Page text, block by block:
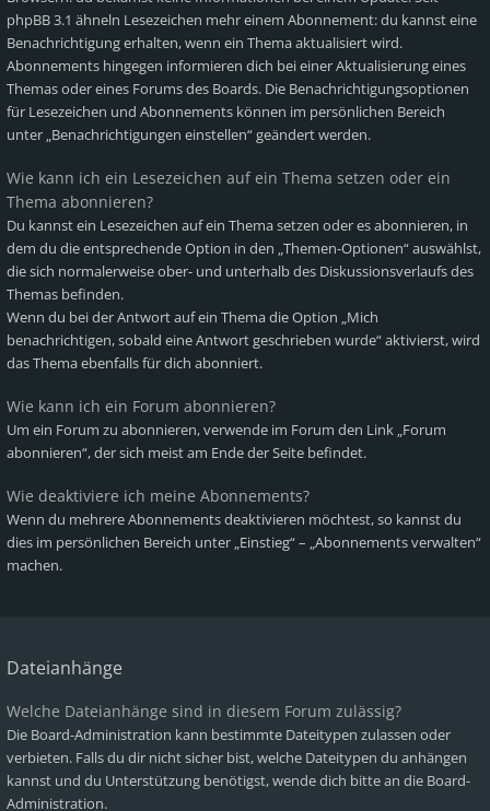
phpBB 3.1 ähneln Lesezeichen mehr einem Abonnement: du kannst eine
Benachrichtigung erhalten, wenn ein Thema aktualisiert wird.
Abonnements hingegen informieren dich bei einer Aktualisierung eines
Themas oder eines Forums des Boards. Die Benachrichtigungsoptionen
für Lesezeichen und Abonnements können im persönlichen Bereich
unter „Benachrichtigungen einstellen“ geändert werden.
Wie kann ich ein Lesezeichen auf ein Thema setzen oder ein
Thema abonnieren?
Du kannst ein Lesezeichen auf ein Thema setzen oder es abonnieren, in
dem du die entsprechende Option in den „Themen-Optionen“ auswählst,
die sich normalerweise ober- und unterhalb des Diskussionsverlaufs des
Themas befinden.
Wenn du bei der Antwort auf ein Thema die Option „Mich
benachrichtigen, sobald eine Antwort geschrieben wurde“ aktivierst, wird
das Thema ebenfalls für dich abonniert.
Wie kann ich ein Forum abonnieren?
Um ein Forum zu abonnieren, verwende im Forum den Link „Forum
abonnieren“, der sich meist am Ende der Seite befindet.
Wie deaktiviere ich meine Abonnements?
Wenn du mehrere Abonnements deaktivieren möchtest, so kannst du
dies im persönlichen Bereich unter „Einstieg“ – „Abonnements verwalten“
machen.
Dateianhänge
Welche Dateianhänge sind in diesem Forum zulässig?
Die Board-Administration kann bestimmte Dateitypen zulassen oder
verbieten. Falls du dir nicht sicher bist, welche Dateitypen du anhängen
kannst und du Unterstützung benötigst, wende dich bitte an die Board-
Administration.